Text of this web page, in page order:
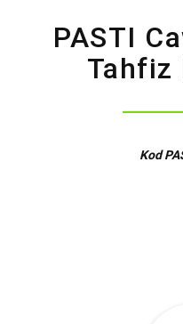
PASTI
Tahfiz
Kod